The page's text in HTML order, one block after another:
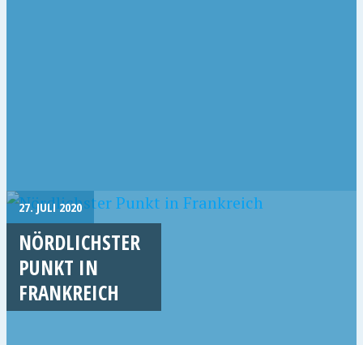
27. JULI 2020
NÖRDLICHSTER
PUNKT IN
FRANKREICH